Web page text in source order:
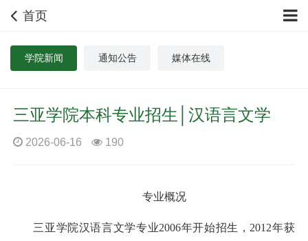
首页
学院新闻 通知公告 媒体在线
三亚学院本科专业招生│汉语言文学
2026-06-16 190
专业概况
三亚学院汉语言文学专业2006年开始招生， 2012年获